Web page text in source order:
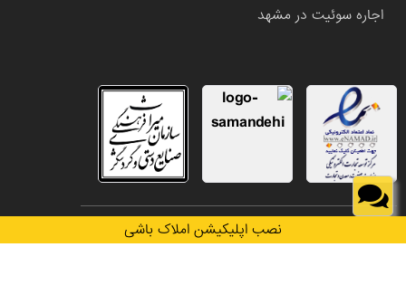
نصب اپلیکیشن املاک باشی
اجاره سوئیت در مشهد
تمامی حقوق این وب سایت متعلق به املاک باشی می باشد.